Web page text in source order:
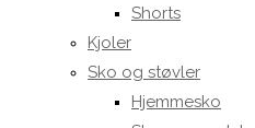
Shorts
Kjoler
Sko og støvler
Hjemmesko